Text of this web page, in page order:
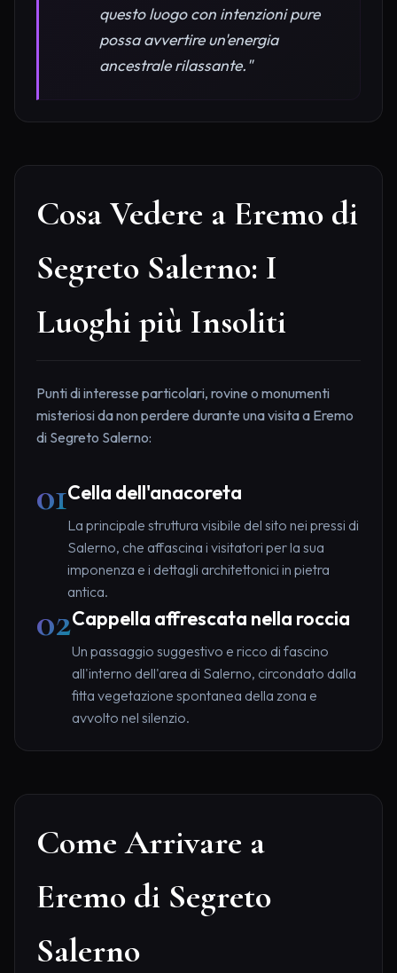
questo luogo con intenzioni pure
possa avvertire un'energia
ancestrale rilassante."
Cosa Vedere a Eremo di
Segreto Salerno: I
Luoghi più Insoliti
Punti di interesse particolari, rovine o monumenti
misteriosi da non perdere durante una visita a Eremo
di Segreto Salerno:
01Cella dell'anacoreta
La principale struttura visibile del sito nei pressi di
Salerno, che affascina i visitatori per la sua
imponenza e i dettagli architettonici in pietra
antica.
02Cappella affrescata nella roccia
Un passaggio suggestivo e ricco di fascino
all'interno dell'area di Salerno, circondato dalla
fitta vegetazione spontanea della zona e
avvolto nel silenzio.
Come Arrivare a
Eremo di Segreto
Salerno